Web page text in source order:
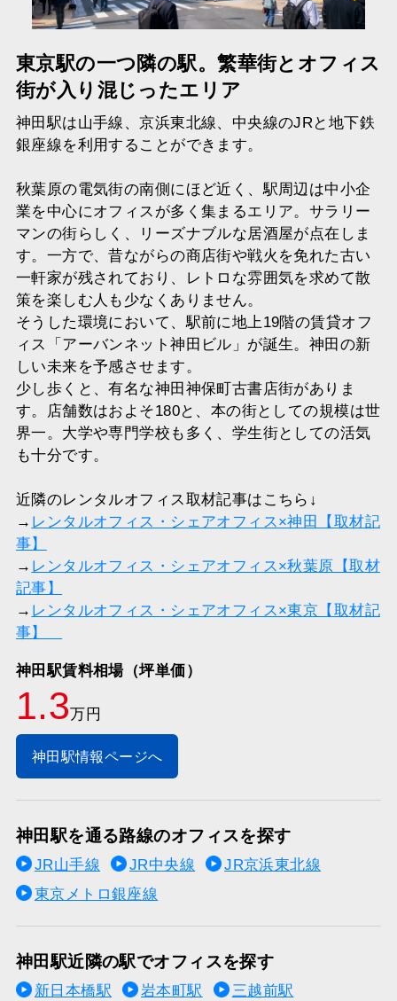
東京駅の一つ隣の駅。繁華街とオフィス
街が入り混じったエリア
神田駅は山手線、京浜東北線、中央線のJRと地下鉄
銀座線を利用することができます。
秋葉原の電気街の南側にほど近く、駅周辺は中小企
業を中心にオフィスが多く集まるエリア。サラリー
マンの街らしく、リーズナブルな居酒屋が点在しま
す。一方で、昔ながらの商店街や戦火を免れた古い
一軒家が残されており、レトロな雰囲気を求めて散
策を楽しむ人も少なくありません。
そうした環境において、駅前に地上19階の賃貸オフ
ィス「アーバンネット神田ビル」が誕生。神田の新
しい未来を予感させます。
少し歩くと、有名な神田神保町古書店街がありま
す。店舗数はおよそ180と、本の街としての規模は世
界一。大学や専門学校も多く、学生街としての活気
も十分です。
近隣のレンタルオフィス取材記事はこちら↓
→ レンタルオフィス・シェアオフィス×神田【取材記
事】
→ レンタルオフィス・シェアオフィス×秋葉原【取材
記事】
→ レンタルオフィス・シェアオフィス×東京【取材記
事】
神田駅賃料相場（坪単価）
1.3万円
神田駅情報ページへ
神田駅を通る路線のオフィスを探す
JR山手線 JR中央線
JR京浜東北線
東京メトロ銀座線
神田駅近隣の駅でオフィスを探す
新日本橋駅 岩本町駅
三越前駅